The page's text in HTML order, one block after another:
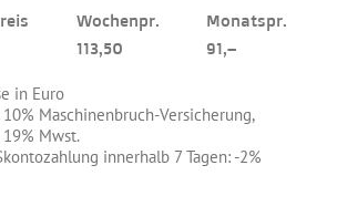
Wochenpr.
Monatspr.
113,50
91,–
in Euro
10% Maschinenbruch-Versicherung,
19% Mwst.
innerhalb 7 Tagen: -2%